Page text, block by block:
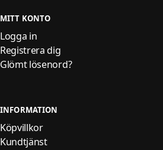
MITT KONTO
Logga in
Registrera dig
Glömt lösenord?
INFORMATION
Köpvillkor
Kundtjänst